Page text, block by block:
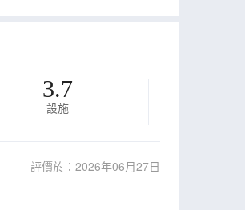
3.7
設施
評價於：2026年06月27日